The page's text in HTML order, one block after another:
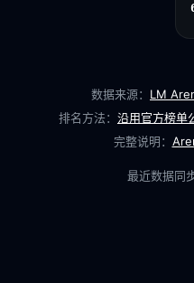
数据来源： LM
排名方法： 沿用官方榜单
完整说明：
最近数据同步